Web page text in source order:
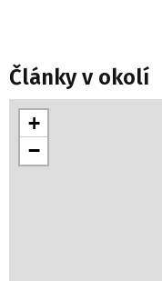
Články v okolí
+
−